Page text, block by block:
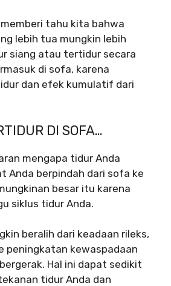
memberi tahu kita bahwa
lebih tua mungkin lebih
siang atau tertidur secara
di sofa, karena
dan efek kumulatif dari
DI SOFA…
mengapa tidur Anda
Anda berpindah dari sofa ke
besar itu karena
siklus tidur Anda.
beralih dari keadaan rileks,
peningkatan kewaspadaan
Hal ini dapat sedikit
tidur Anda dan